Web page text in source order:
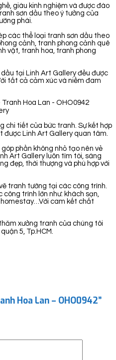
giàu kinh nghiệm và được đào
sơn dầu theo ý tưởng của
phái.
các thể loại tranh sơn dầu theo
cảnh, tranh phong cảnh quê
vật, tranh hoa, tranh phong
tại Linh Art Gallery đều được
tất cả cảm xúc và niềm đam
chi tiết của bức tranh. Sự kết hợp
được Linh Art Gallery quan tâm.
phần không nhỏ tạo nên vẻ
Art Gallery luôn tìm tòi, sáng
đẹp, thời thượng và phù hợp với
tranh tường tại các công trình.
trình lớn như: khách sạn,
cam kết chất
xưởng tranh của chúng tôi
5, Tp.HCM.
Hoa Lan – OHO0942”